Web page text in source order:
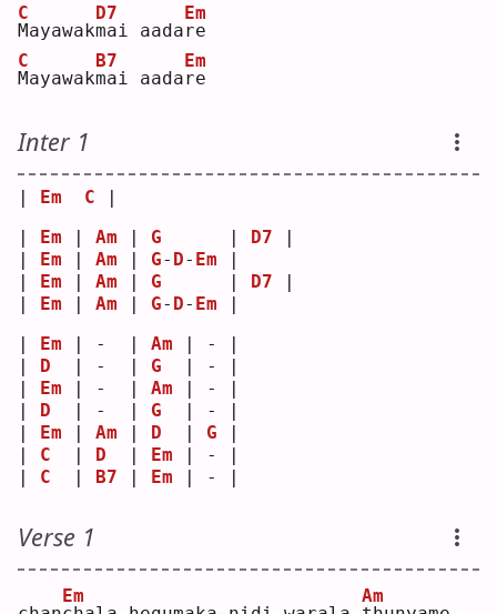
M
C
ayawakm
D7
ai aadar
Em
e
M
C
ayawakm
B7
ai aadar
Em
e
Inter 1
| Em C |
| Em | Am | G
      |
D7 |
| Em | Am | G- D- Em |
| Em | Am | G
      |
D7 |
| Em | Am | G- D- Em |
| Em | -  | Am | - |
| D
  | -  |
G
  | - |
| Em | -  | Am | - |
| D
  | -  |
G
  | - |
| Em | Am | D
  |
G |
| C
  |
D
  |
Em | - |
| C
  |
B7 | Em | - |
Verse 1
Em
Am